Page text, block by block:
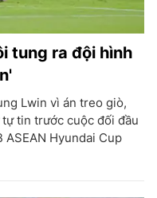
tung ra đội hình
Lwin vì án treo giò,
tin trước cuộc đối đầu
Hyundai Cup